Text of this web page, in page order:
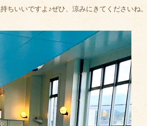
ちいいですよ♪ぜひ、涼みにきてくださいね。